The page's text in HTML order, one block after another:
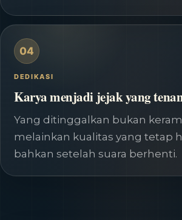
04
DEDIKASI
Karya menjadi jejak yang
Yang ditinggalkan bukan
melainkan kualitas yang tetap
bahkan setelah suara berhenti.